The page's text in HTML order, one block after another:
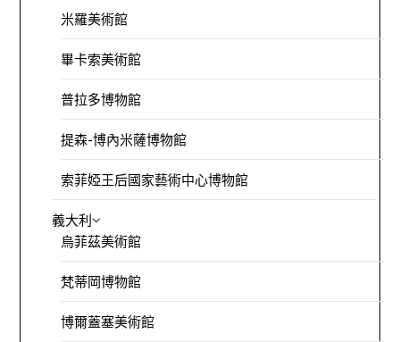
米羅美術館
畢卡索美術館
普拉多博物館
提森-博內米薩博物館
索菲婭王后國家藝術中心博物館
義大利
烏菲茲美術館
梵蒂岡博物館
博爾蓋塞美術館